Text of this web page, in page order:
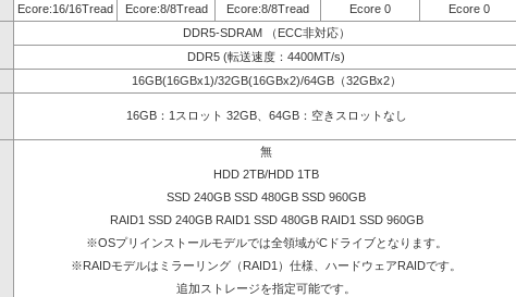
Ecore:16/16Tread
Ecore:8/8Tread Ecore:8/8Tread Ecore 0 Ecore 0
DDR5-SDRAM （ECC非対応）
DDR5 (転送速度：4400MT/s)
16GB(16GBx1)/32GB(16GBx2)/64GB（32GBx2）
16GB：1スロット 32GB、64GB：空きスロットなし
無
HDD 2TB/HDD 1TB
SSD 240GB SSD 480GB SSD 960GB
RAID1 SSD 240GB RAID1 SSD 480GB RAID1 SSD 960GB
※OSプリインストールモデルでは全領域がCドライブとなります。
※RAIDモデルはミラーリング（RAID1）仕様、ハードウェアRAIDです。
追加ストレージを指定可能です。